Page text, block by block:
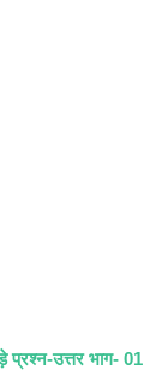
प्रश्न-उत्तरभाग- 01